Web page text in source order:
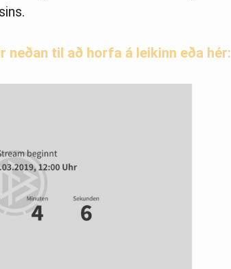
neðan til að horfa á leikinn eða hér: